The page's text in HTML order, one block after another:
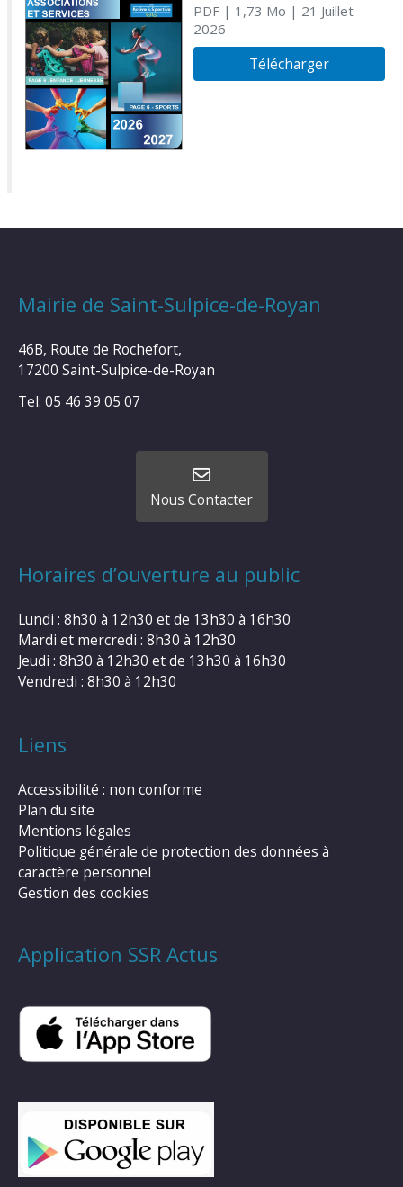
PDF| 1,73 Mo | 21 Juillet
2026
Télécharger
Mairie de Saint-Sulpice-de-Royan
46B, Route de Rochefort,
17200 Saint-Sulpice-de-Royan
Tel: 05 46 39 05 07
Nous Contacter
Horaires d’ouverture au public
Lundi : 8h30 à 12h30 et de 13h30 à 16h30
Mardi et mercredi : 8h30 à 12h30
Jeudi : 8h30 à 12h30 et de 13h30 à 16h30
Vendredi : 8h30 à 12h30
Liens
Accessibilité : non conforme
Plan du site
Mentions légales
Politique générale de protection des données à
caractère personnel
Gestion des cookies
Application SSR Actus